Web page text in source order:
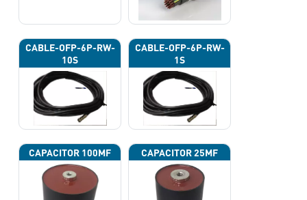
CABLE-OFP-6P-RW-
10S
CABLE-OFP-6P-RW-
1S
CAPACITOR 100ΜF CAPACITOR 25ΜF